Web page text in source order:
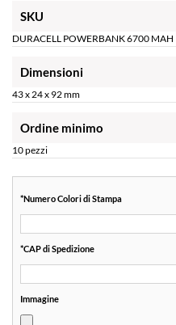
SKU
DURACELL POWERBANK 6700 MAH
Dimensioni
43 x 24 x 92 mm
Ordine minimo
10 pezzi
*Numero Colori di Stampa
*CAP di Spedizione
Immagine